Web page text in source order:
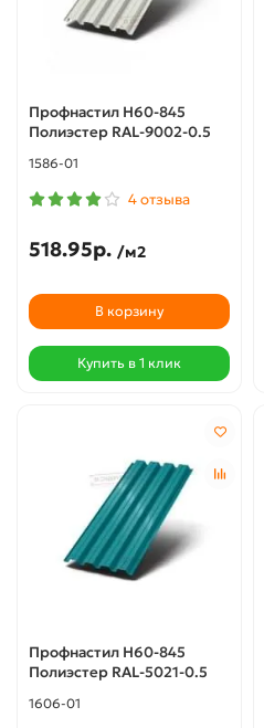
Профнастил Н60-845
Полиэстер RAL-9002-0.5
1586-01
4 отзыва
518.95р. /м2
В корзину
Купить в 1 клик
Профнастил Н60-845
Полиэстер RAL-5021-0.5
1606-01